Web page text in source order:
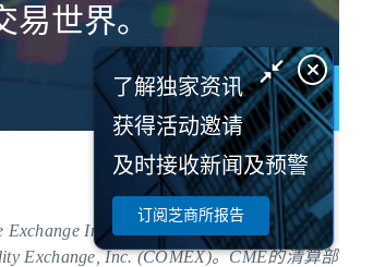
世界。
了解更多
Inc. (CME)、Chicago Board of
Exchange, Inc. (COMEX)。CME的清算部
了解独家资讯
获得活动邀请
及时接收新闻及预警
订阅芝商所报告